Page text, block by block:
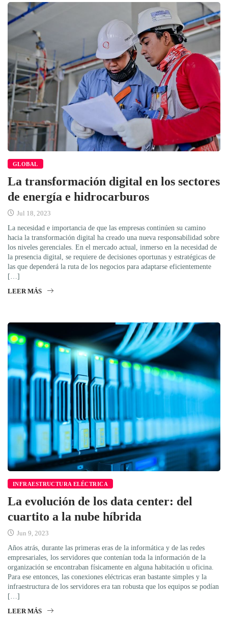
GLOBAL
La transformación digital en los sectores
de energía e hidrocarburos
Jul 18, 2023
La necesidad e importancia de que las empresas continúen su camino
hacia la transformación digital ha creado una nueva responsabilidad sobre
los niveles gerenciales. En el mercado actual, inmerso en la necesidad de
la presencia digital, se requiere de decisiones oportunas y estratégicas de
las que dependerá la ruta de los negocios para adaptarse eficientemente
[…]
LEER MÁS
INFRAESTRUCTURA ELÉCTRICA
La evolución de los data center: del
cuartito a la nube híbrida
Jun 9, 2023
Años atrás, durante las primeras eras de la informática y de las redes
empresariales, los servidores que contenían toda la información de la
organización se encontraban físicamente en alguna habitación u oficina.
Para ese entonces, las conexiones eléctricas eran bastante simples y la
infraestructura de los servidores era tan robusta que los equipos se podían
[…]
LEER MÁS